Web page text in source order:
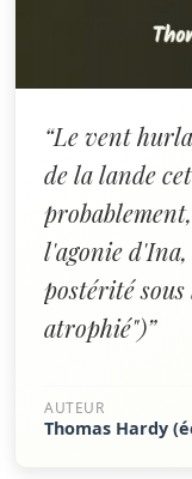
“Le vent
de la lande
l'agonie d'Ina,
postérité
atrophié")”
AUTEUR
Thomas Hardy